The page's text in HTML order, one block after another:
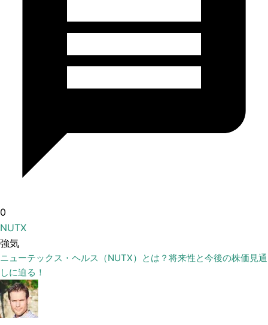
0
NUTX
強気
ニューテックス・ヘルス（NUTX）とは？将来性と今後の株価見通
しに迫る！